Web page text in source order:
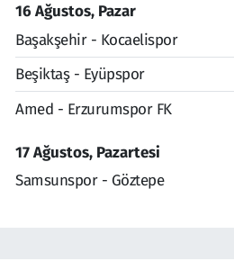
16 Ağustos, Pazar
Başakşehir - Kocaelispor
Beşiktaş - Eyüpspor
Amed - Erzurumspor FK
17 Ağustos, Pazartesi
Samsunspor - Göztepe